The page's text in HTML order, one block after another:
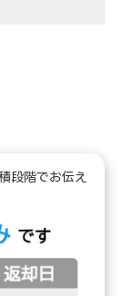
段階でお伝え